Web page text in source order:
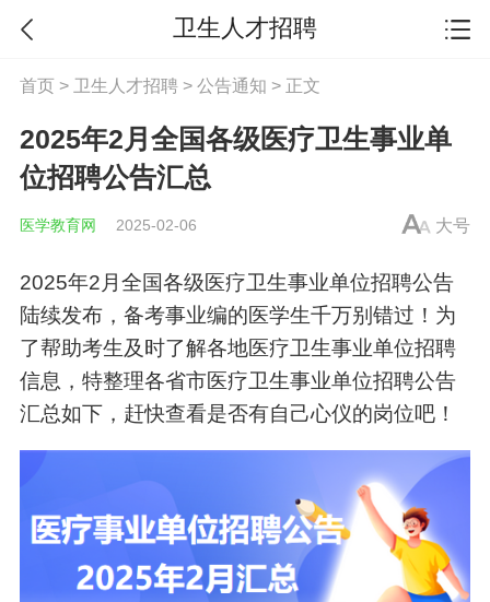
卫生人才招聘
首页> 卫生人才招聘> 公告通知 > 正文
2025年2月全国各级医疗卫生事业单
位招聘公告汇总
医学教育网 2025-02-06 大号
2025年2月全国各级医疗卫生事业单位招聘公告
陆续发布，备考事业编的医学生千万别错过！为
了帮助考生及时了解各地医疗卫生事业单位招聘
信息，特整理各省市医疗卫生事业单位招聘公告
汇总如下，赶快查看是否有自己心仪的岗位吧！